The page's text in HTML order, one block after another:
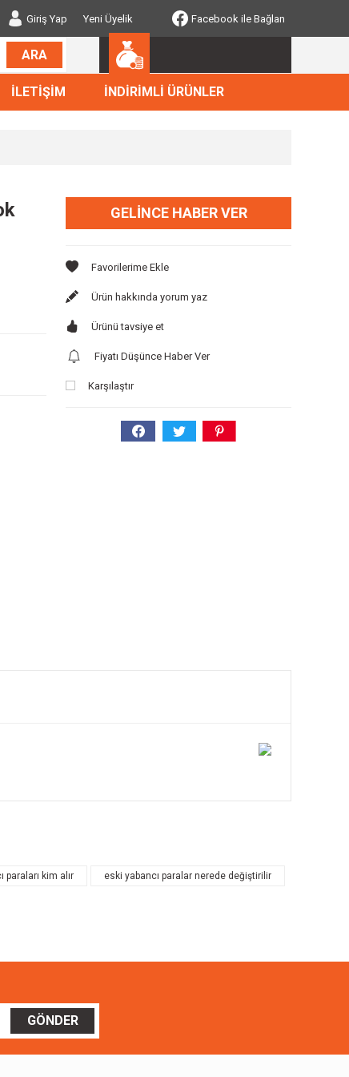
Giriş Yap Yeni Üyelik Facebook ile Bağlan
ARA
İLETİŞİM İNDİRİMLİ ÜRÜNLER
GELINCE HABER VER
Ürün hakkında yorum yaz
Ürünü tavsiye et
Fiyatı Düşünce Haber Ver
Karşılaştır
paraları kim alır eski yabancı paralar nerede değiştirilir
GÖNDER